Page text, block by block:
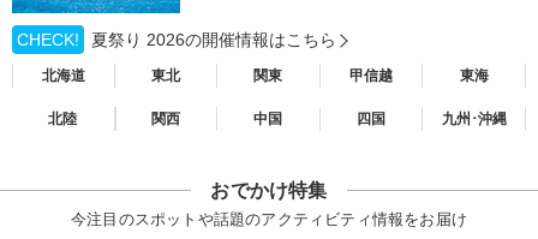
CHECK! 夏祭り 2026の開催情報はこちら
北海道 東北 関東 甲信越 東海
北陸 関西 中国 四国 九州･沖縄
おでかけ特集
今注目のスポットや話題のアクティビティ情報をお届け